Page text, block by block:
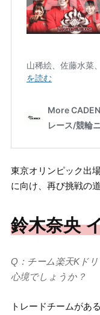
東京オリンピック出
に向け、再び挑戦の
鈴木奈央
Q：チーム楽天Kド
心境でしょうか？
トレードチームがあ